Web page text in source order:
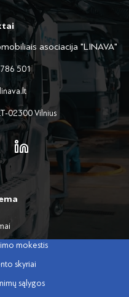
asociacija "LINAVA"
501
02300 Vilnius
mokestis
skyriai
sąlygos